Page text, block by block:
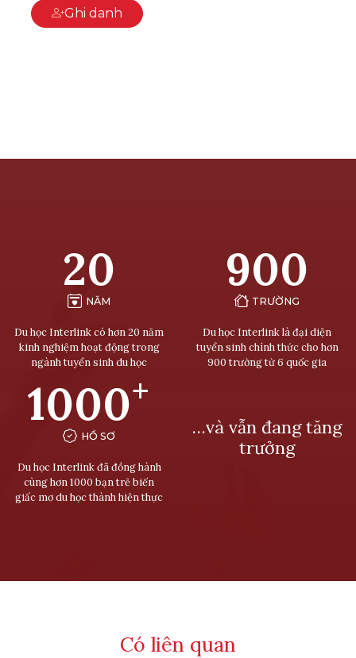
Ghi danh
20
NĂM
Du học Interlink có hơn 20 năm
kinh nghiệm hoạt động trong
ngành tuyển sinh du học
900
TRƯỜNG
Du học Interlink là đại diện
tuyển sinh chính thức cho hơn
900 trường từ 6 quốc gia
1000+
HỒ SƠ
Du học Interlink đã đồng hành
cùng hơn 1000 bạn trẻ biến
giấc mơ du học thành hiện thực
…và vẫn đang tăng
trưởng
Có liên quan